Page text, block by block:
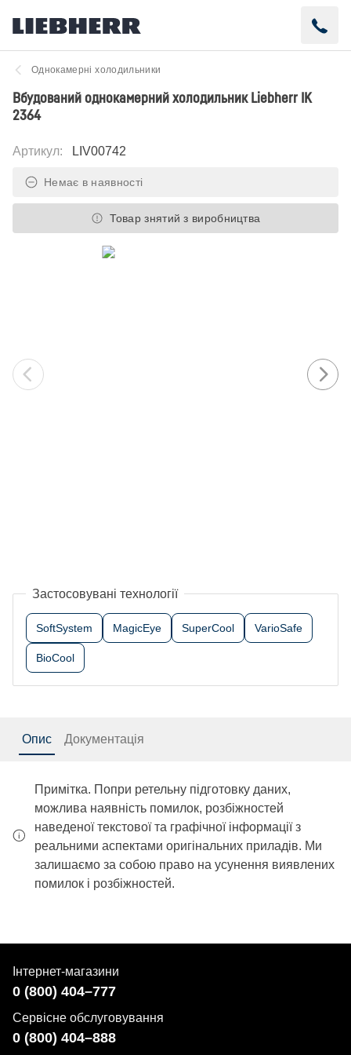
Однокамерні холодильники
Вбудований однокамерний холодильник Liebherr IK
2364
Артикул: LIV00742
Немає в наявності
Товар знятий з виробництва
Застосовувані технології
SoftSystem MagicEye SuperCool VarioSafe
BioCool
Опис Документація
Примітка. Попри ретельну підготовку даних,
можлива наявність помилок, розбіжностей
наведеної текстової та графічної інформації з
реальними аспектами оригінальних приладів. Ми
залишаємо за собою право на усунення виявлених
помилок і розбіжностей.
Інтернет-магазини
0 (800) 404–777
Сервісне обслуговування
0 (800) 404–888